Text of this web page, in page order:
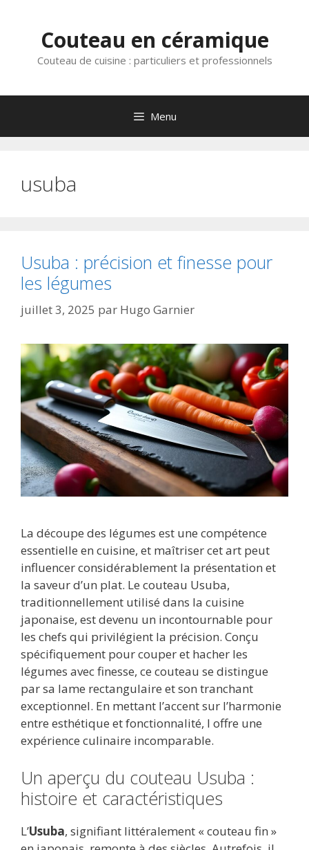
contenuCouteau en céramique
Couteau de cuisine : particuliers et professionnels
Menu
usuba
Usuba : précision et finesse pour
les légumes
juillet 3, 2025 par Hugo Garnier
La découpe des légumes est une compétence
essentielle en cuisine, et maîtriser cet art peut
influencer considérablement la présentation et
la saveur d’un plat. Le couteau Usuba,
traditionnellement utilisé dans la cuisine
japonaise, est devenu un incontournable pour
les chefs qui privilégient la précision. Conçu
spécifiquement pour couper et hacher les
légumes avec finesse, ce couteau se distingue
par sa lame rectangulaire et son tranchant
exceptionnel. En mettant l’accent sur l’harmonie
entre esthétique et fonctionnalité, l offre une
expérience culinaire incomparable.
Un aperçu du couteau Usuba :
histoire et caractéristiques
L’Usuba, signifiant littéralement « couteau fin »